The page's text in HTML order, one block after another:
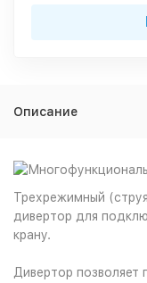
Описание
Трехрежимный
дивертор для
крану.
Дивертор позволяет